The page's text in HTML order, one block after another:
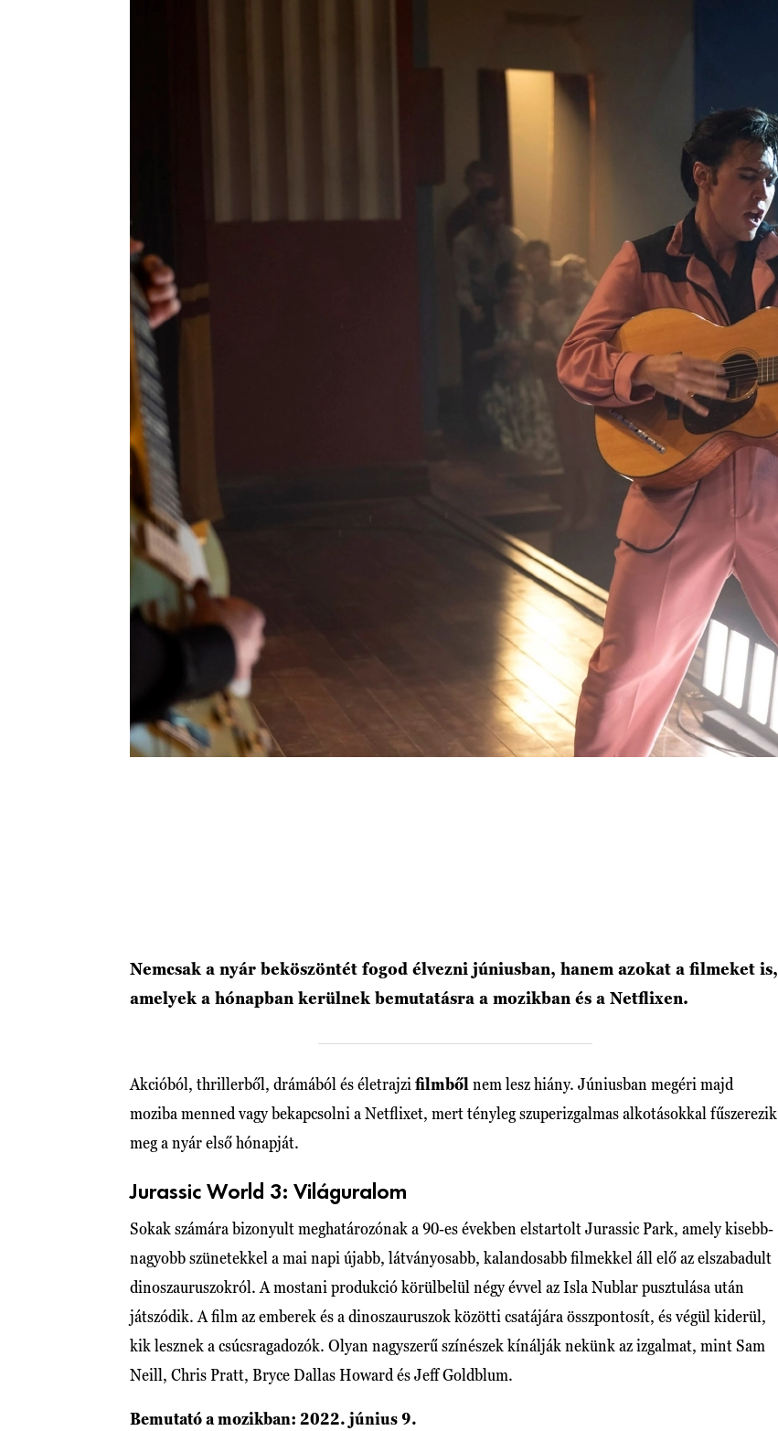
Nemcsak a nyár beköszöntét fogod élvezni júniusban, hanem azokat a filmeket is,
amelyek a hónapban kerülnek bemutatásra a mozikban és a Netflixen.
Akcióból, thrillerből, drámából és életrajzi filmből nem lesz hiány. Júniusban megéri majd
moziba menned vagy bekapcsolni a Netflixet, mert tényleg szuperizgalmas alkotásokkal fűszerezik
meg a nyár első hónapját.
Jurassic World 3: Világuralom
Sokak számára bizonyult meghatározónak a 90-es években elstartolt Jurassic Park, amely kisebb-
nagyobb szünetekkel a mai napi újabb, látványosabb, kalandosabb filmekkel áll elő az elszabadult
dinoszauruszokról. A mostani produkció körülbelül négy évvel az Isla Nublar pusztulása után
játszódik. A film az emberek és a dinoszauruszok közötti csatájára összpontosít, és végül kiderül,
kik lesznek a csúcsragadozók. Olyan nagyszerű színészek kínálják nekünk az izgalmat, mint Sam
Neill, Chris Pratt, Bryce Dallas Howard és Jeff Goldblum.
Bemutató a mozikban: 2022. június 9.